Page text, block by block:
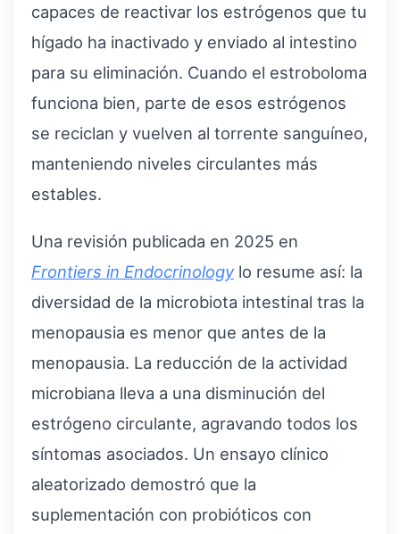
capaces de reactivar los estrógenos que tu
hígado ha inactivado y enviado al intestino
para su eliminación. Cuando el estroboloma
funciona bien, parte de esos estrógenos
se reciclan y vuelven al torrente sanguíneo,
manteniendo niveles circulantes más
estables.
Una revisión publicada en 2025 en
Frontiers in Endocrinologylo resume así: la
diversidad de la microbiota intestinal tras la
menopausia es menor que antes de la
menopausia. La reducción de la actividad
microbiana lleva a una disminución del
estrógeno circulante, agravando todos los
síntomas asociados. Un ensayo clínico
aleatorizado demostró que la
suplementación con probióticos con